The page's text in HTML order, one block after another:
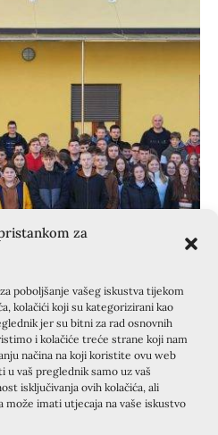
za
poboljšanje vašeg iskustva tijekom
kolačići koji su kategorizirani kao
jer su bitni za rad osnovnih
i kolačiće treće strane koji nam
načina na koji koristite ovu web
u vaš preglednik samo uz vaš
isključivanja ovih kolačića, ali
može imati utjecaja na vaše iskustvo